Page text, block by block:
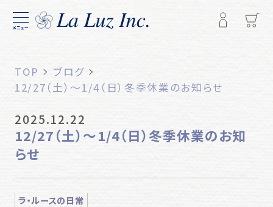
メニュー
TOP
ブログ
12/27（土）〜1/4（日）冬季休業のお知らせ
2025.12.22
12/27（土）〜1/4（日）冬季休業のお知
らせ
ラ・ルースの日常